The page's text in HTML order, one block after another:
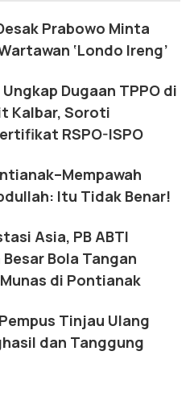
Prabowo Minta
‘Londo Ireng’
Dugaan TPPO di
Kalbar, Soroti
RSPO-ISPO
Itu Tidak Benar!
Asia, PB ABTI
Bola Tangan
di Pontianak
Tinjau Ulang
dan Tanggung